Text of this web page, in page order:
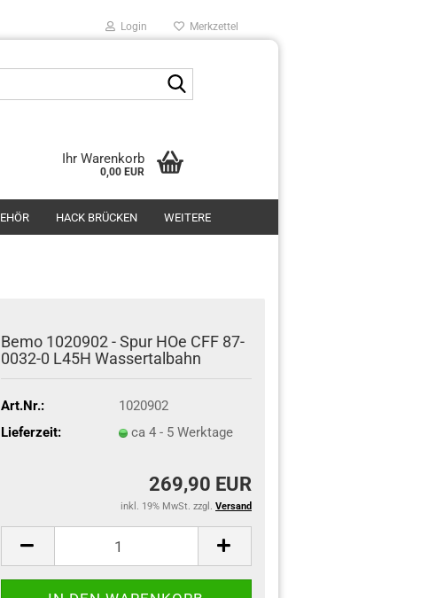
Login Merkzettel
Ihr Warenkorb
0,00 EUR
HACK BRÜCKEN WEITERE
Bemo 1020902 - Spur HOe CFF 87-
0032-0 L45H Wassertalbahn
Art.Nr.:
1020902
Lieferzeit:
ca 4 - 5 Werktage
269,90 EUR
inkl. 19% MwSt. zzgl. Versand